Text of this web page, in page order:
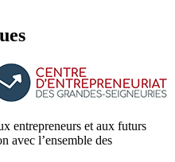
entrepreneurs et aux futurs
avec l’ensemble des